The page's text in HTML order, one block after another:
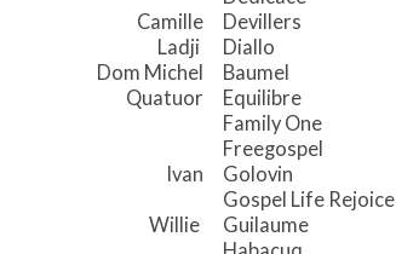
Camille
Devillers
Ladji
Diallo
Dom Michel
Baumel
Quatuor
Equilibre
Family One
Freegospel
Ivan
Golovin
Gospel Life Rejoice
Willie
Guilaume